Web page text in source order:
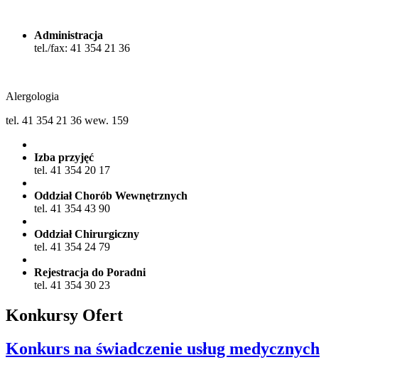
Administracja
tel./fax: 41 354 21 36
Alergologia
tel. 41 354 21 36 wew. 159
Izba przyjęć
tel. 41 354 20 17
Oddział Chorób Wewnętrznych
tel. 41 354 43 90
Oddział Chirurgiczny
tel. 41 354 24 79
Rejestracja do Poradni
tel. 41 354 30 23
Konkursy Ofert
Konkurs na świadczenie usług medycznych